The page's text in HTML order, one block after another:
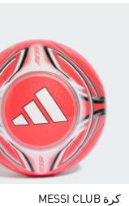
كرة MESSI CLUB